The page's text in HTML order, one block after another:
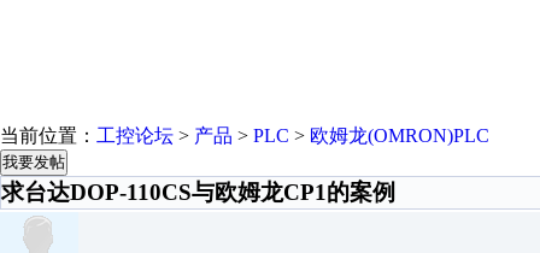
当前位置： 工控论坛 > 产品 > PLC > 欧姆龙(OMRON)PLC
我要发帖
求台达DOP-110CS与欧姆龙CP1的案例